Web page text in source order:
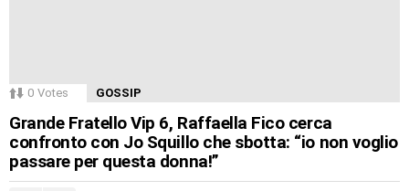
0 Votes GOSSIP
Grande Fratello Vip 6, Raffaella Fico cerca
confronto con Jo Squillo che sbotta: “io non voglio
passare per questa donna!”